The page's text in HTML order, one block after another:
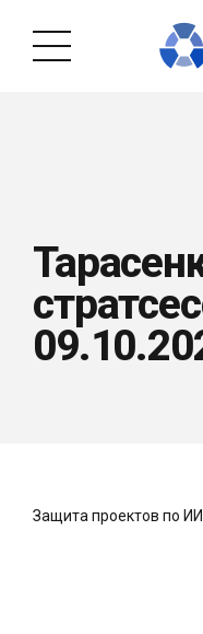
Защита проектов по ИИ